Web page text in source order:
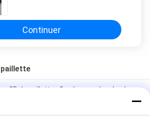
Continuer
3D de paillettes florales pour la robe de
haute qualité douce paille brodée tissu